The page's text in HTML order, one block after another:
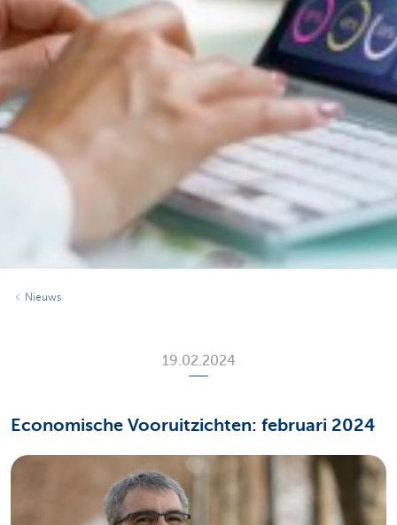
Nieuws
19.02.2024
Economische Vooruitzichten: februari 2024